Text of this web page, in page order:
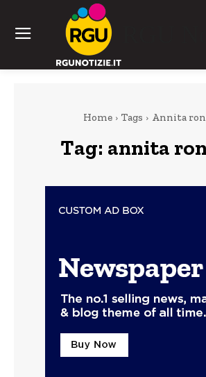
Home Tags Annita
Tag: annita